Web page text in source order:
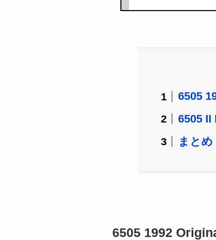
6505
6505 II
まとめ
6505 1992